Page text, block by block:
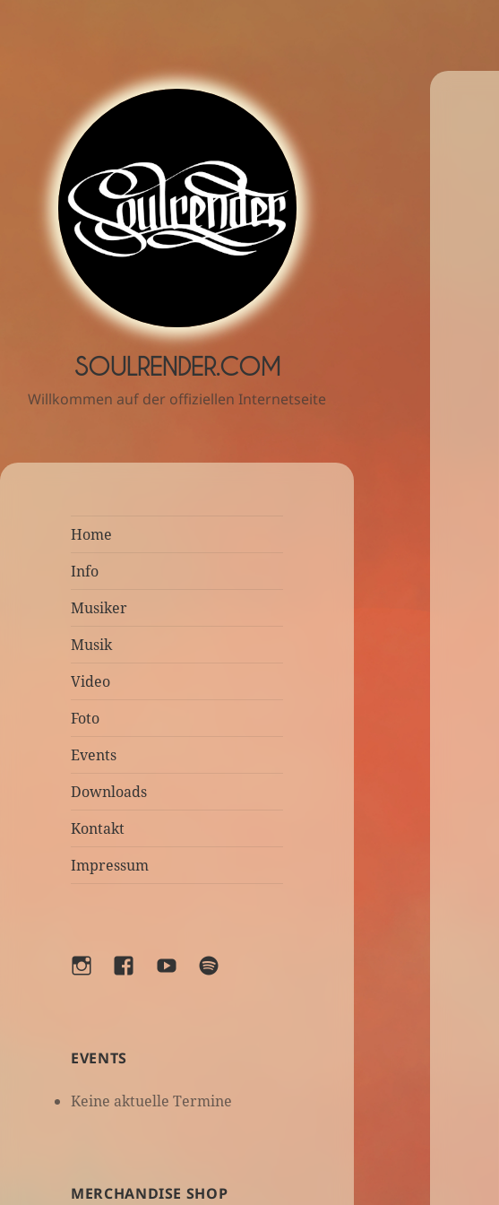
SOULRENDER.COM
Willkommen auf der offiziellen Internetseite
Home
Info
Musiker
Musik
Video
Foto
Events
Downloads
Kontakt
Impressum
InstagramFacebookYouTubeSpotify
EVENTS
Keine aktuelle Termine
MERCHANDISE SHOP